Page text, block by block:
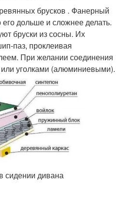
брусков . Фанерный
дольше и сложнее делать.
бруски из сосны. Их
паз, проклеивая
При желании соединения
уголками (алюминиевыми).
сидении дивана